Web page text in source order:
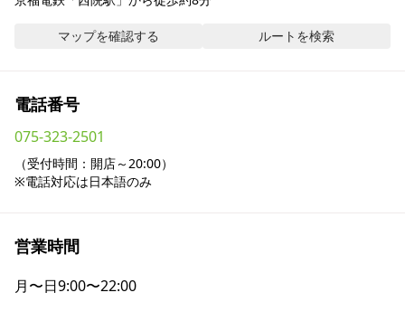
マップを確認する ルートを検索
電話番号
075-323-2501
（受付時間：開店～20:00）
※電話対応は日本語のみ
営業時間
月〜日9:00〜22:00